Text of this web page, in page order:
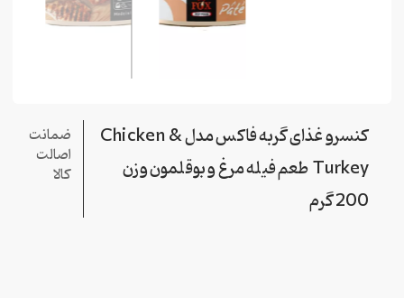
کنسرو غذای گربه فاکس مدل Chicken &
Turkey طعم فیله مرغ و بوقلمون وزن
200 گرم
ضمانت
اصالت
کالا